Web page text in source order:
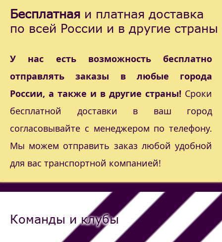
Бесплатная и платная доставка
по всей России и в другие страны
У нас есть возможность бесплатно
отправлять заказы в любые города
России, а также и в другие страны! Сроки
бесплатной доставки в ваш город
согласовывайте с менеджером по телефону.
Мы можем отправить заказ любой удобной
для вас транспортной компанией!
Команды и клубы